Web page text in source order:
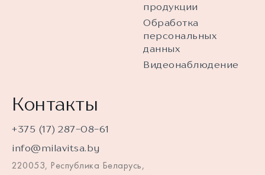
продукции
Обработка
персональных
данных
Видеонаблюдение
Контакты
+375 (17) 287-08-61
info@milavitsa.by
220053, Республика Беларусь,